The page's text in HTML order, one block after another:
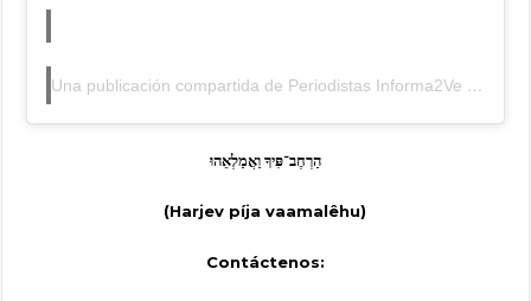
Una publicación compartida de Periodistas Informa2Ve (Alterna) (@periodistasinforma2ve)
הַרְחֶב־פִּיךָוַאֲמַלְאֵהוּ
(Harjev píja vaamalêhu)
Contáctenos: